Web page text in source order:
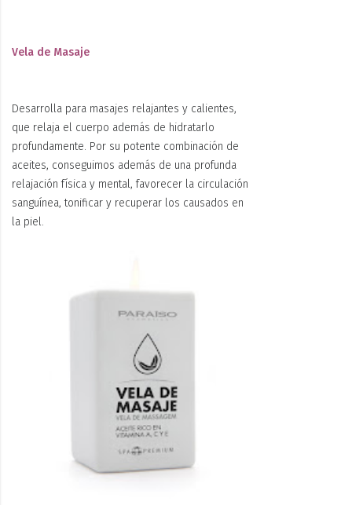
Vela de Masaje
Desarrolla para masajes relajantes y calientes,
que relaja el cuerpo además de hidratarlo
profundamente. Por su potente combinación de
aceites, conseguimos además de una profunda
relajación física y mental, favorecer la circulación
sanguínea, tonificar y recuperar los causados en
la piel.